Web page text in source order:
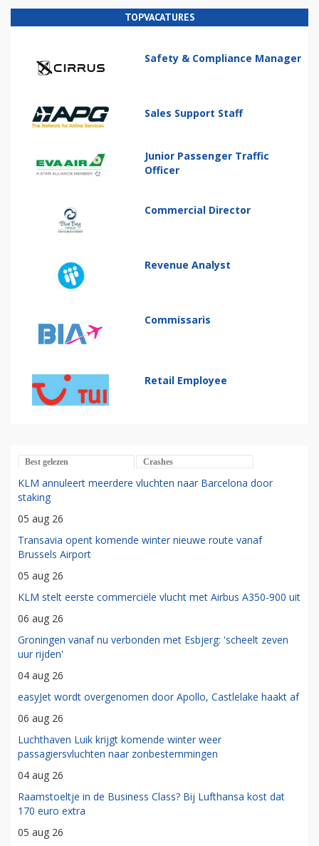
TOPVACATURES
Safety & Compliance Manager
Sales Support Staff
Junior Passenger Traffic
Officer
Commercial Director
Revenue Analyst
Commissaris
Retail Employee
Best gelezen Crashes
KLM annuleert meerdere vluchten naar Barcelona door
staking
05 aug 26
Transavia opent komende winter nieuwe route vanaf
Brussels Airport
05 aug 26
KLM stelt eerste commerciële vlucht met Airbus A350-900 uit
06 aug 26
Groningen vanaf nu verbonden met Esbjerg: 'scheelt zeven
uur rijden'
04 aug 26
easyJet wordt overgenomen door Apollo, Castlelake haakt af
06 aug 26
Luchthaven Luik krijgt komende winter weer
passagiersvluchten naar zonbestemmingen
04 aug 26
Raamstoeltje in de Business Class? Bij Lufthansa kost dat
170 euro extra
05 aug 26